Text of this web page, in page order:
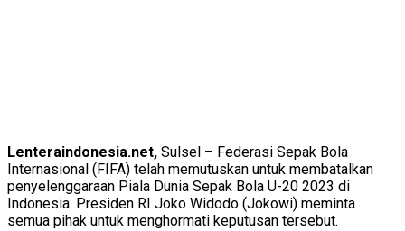
Lenteraindonesia.net, Sulsel – Federasi Sepak Bola
Internasional (FIFA) telah memutuskan untuk membatalkan
penyelenggaraan Piala Dunia Sepak Bola U-20 2023 di
Indonesia. Presiden RI Joko Widodo (Jokowi) meminta
semua pihak untuk menghormati keputusan tersebut.